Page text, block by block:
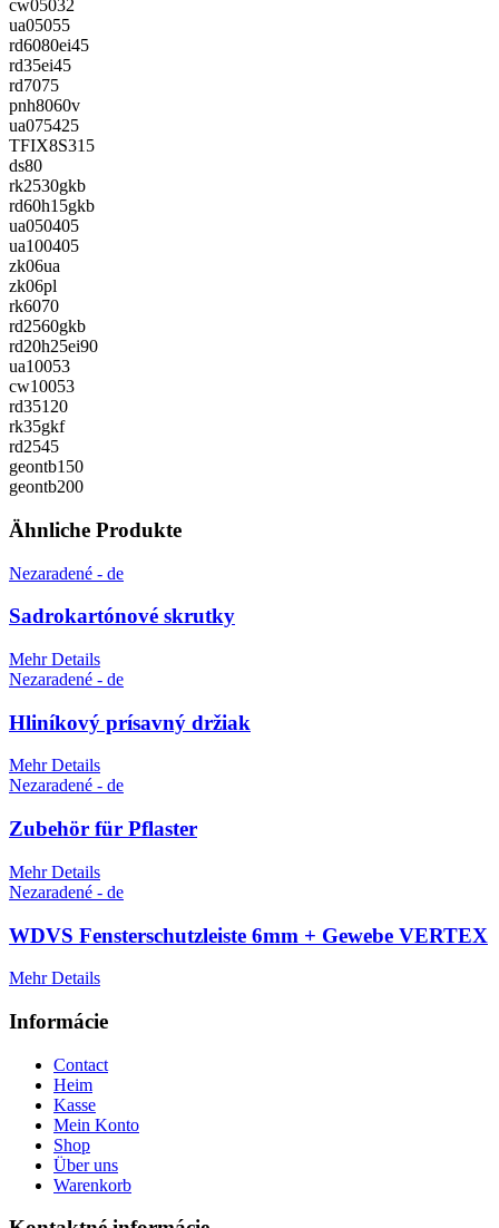
cw05032
ua05055
rd6080ei45
rd35ei45
rd7075
pnh8060v
ua075425
TFIX8S315
ds80
rk2530gkb
rd60h15gkb
ua050405
ua100405
zk06ua
zk06pl
rk6070
rd2560gkb
rd20h25ei90
ua10053
cw10053
rd35120
rk35gkf
rd2545
geontb150
geontb200
Ähnliche Produkte
Nezaradené - de
Sadrokartónové skrutky
Mehr Details
Nezaradené - de
Hliníkový prísavný držiak
Mehr Details
Nezaradené - de
Zubehör für Pflaster
Mehr Details
Nezaradené - de
WDVS Fensterschutzleiste 6mm + Gewebe VERTEX
Mehr Details
Informácie
Contact
Heim
Kasse
Mein Konto
Shop
Über uns
Warenkorb